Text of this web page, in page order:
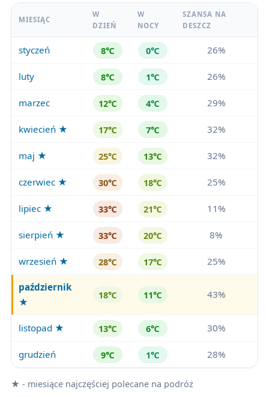
MIESIĄC
W
DZIEŃ
W
NOCY
SZANSA NA
DESZCZ
styczeń 8℃ 0℃ 26%
luty 8℃ 1℃ 26%
marzec 12℃ 4℃ 29%
kwiecień ★ 17℃ 7℃ 32%
maj ★ 25℃ 13℃ 32%
czerwiec ★ 30℃ 18℃ 25%
lipiec ★ 33℃ 21℃ 11%
sierpień ★ 33℃ 20℃ 8%
wrzesień ★ 28℃ 17℃ 25%
październik
★
18℃ 11℃ 43%
listopad ★ 13℃ 6℃ 30%
grudzień 9℃ 1℃ 28%
★ - miesiące najczęściej polecane na podróż